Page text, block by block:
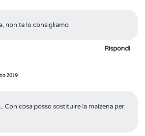
non te lo consigliamo
Rispondi
2019
Con cosa posso sostituire la maizena per